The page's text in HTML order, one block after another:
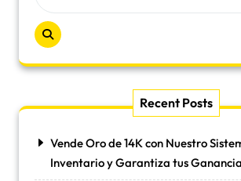
Recent Posts
Vende Oro de 14K con Nuestro
Inventario y Garantiza tus